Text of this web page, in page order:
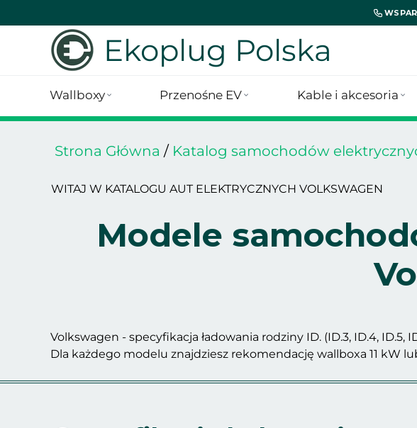
Wallboxy Przenośne EV Kable i akcesoria
Ekoplug Polska
Strona Główna / Katalog samochodów
WITAJ W KATALOGU AUT ELEKTRYCZNYCH VOLKSWAGEN
Modele
Volkswagen - specyfikacja ładowania rodziny ID. (ID.3, ID.4, ID.5,
Dla każdego modelu znajdziesz rekomendację wallboxa 11 kW